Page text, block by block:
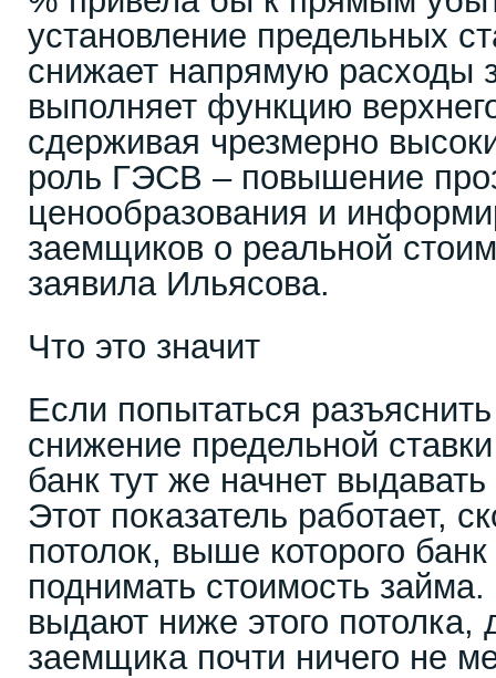
установление предельных
снижает напрямую расходы
выполняет функцию
сдерживая чрезмерно
роль ГЭСВ – повышение
ценообразования и
заемщиков о реальной
заявила Ильясова.
Что это значит
Если попытаться
снижение предельной
банк тут же начнет
Этот показатель работает,
потолок, выше которого
поднимать стоимость
выдают ниже этого потолка,
заемщика почти ничего не